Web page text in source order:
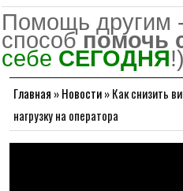
Помощь другим
способ помочь
себе СЕГОДНЯ!)
Главная »Новости»Как снизить
нагрузку на оператора